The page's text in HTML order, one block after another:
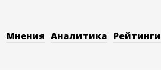
Мнения Аналитика Рейтинги